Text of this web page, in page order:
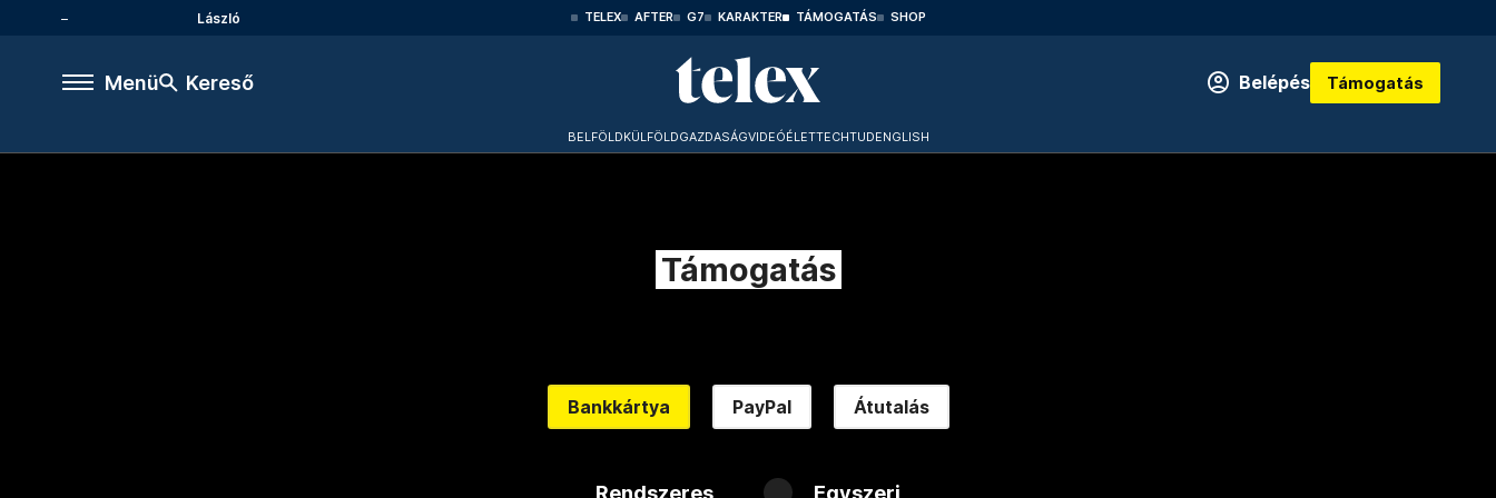
László TELEX AFTER G7 KARAKTER TÁMOGATÁS SHOP
Menü Kereső Belépés Támogatás
BELFÖLDKÜLFÖLDGAZDASÁGVIDEÓÉLETTECHTUDENGLISH
Támogatás
Bankkártya PayPal Átutalás
Rendszeres Egyszeri